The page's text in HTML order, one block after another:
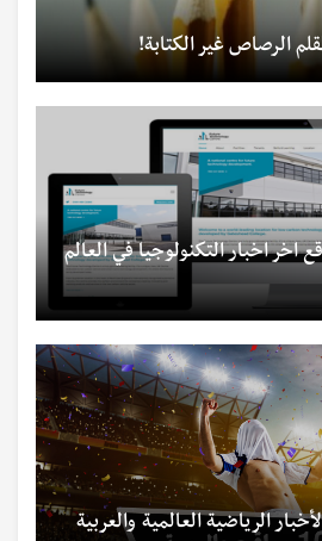
اخر اخبار التكنولوجيا في العالم
الرياضية العالمية والعربية